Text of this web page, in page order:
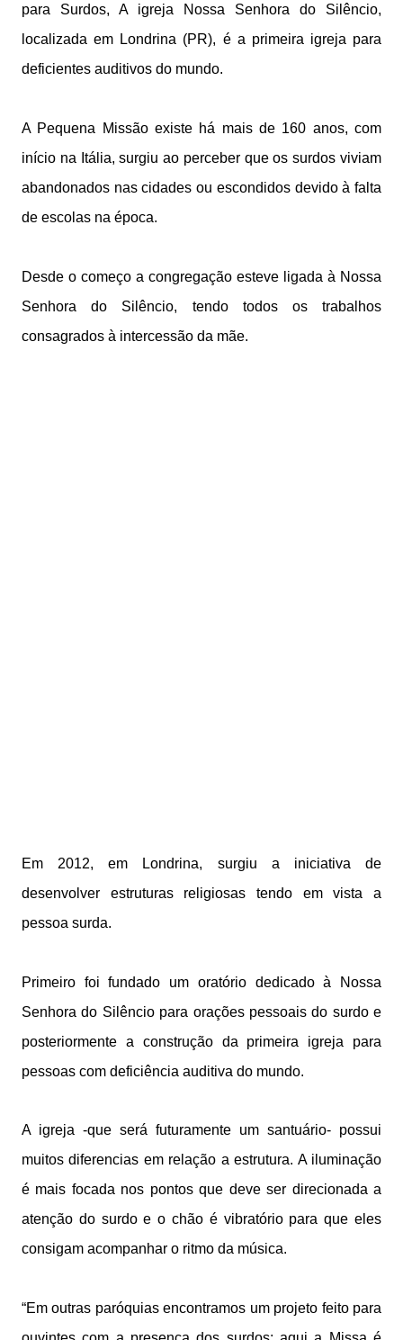
para Surdos, A igreja Nossa Senhora do Silêncio,
localizada em Londrina (PR), é a primeira igreja para
deficientes auditivos do mundo.
A Pequena Missão existe há mais de 160 anos, com
início na Itália, surgiu ao perceber que os surdos viviam
abandonados nas cidades ou escondidos devido à falta
de escolas na época.
Desde o começo a congregação esteve ligada à Nossa
Senhora do Silêncio, tendo todos os trabalhos
consagrados à intercessão da mãe.
Em 2012, em Londrina, surgiu a iniciativa de
desenvolver estruturas religiosas tendo em vista a
pessoa surda.
Primeiro foi fundado um oratório dedicado à Nossa
Senhora do Silêncio para orações pessoais do surdo e
posteriormente a construção da primeira igreja para
pessoas com deficiência auditiva do mundo.
A igreja -que será futuramente um santuário- possui
muitos diferencias em relação a estrutura. A iluminação
é mais focada nos pontos que deve ser direcionada a
atenção do surdo e o chão é vibratório para que eles
consigam acompanhar o ritmo da música.
“Em outras paróquias encontramos um projeto feito para